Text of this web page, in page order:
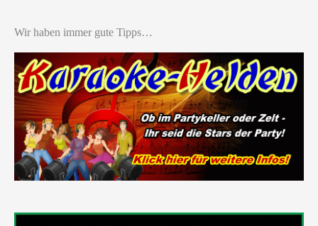
Wir haben immer gute Tipps…